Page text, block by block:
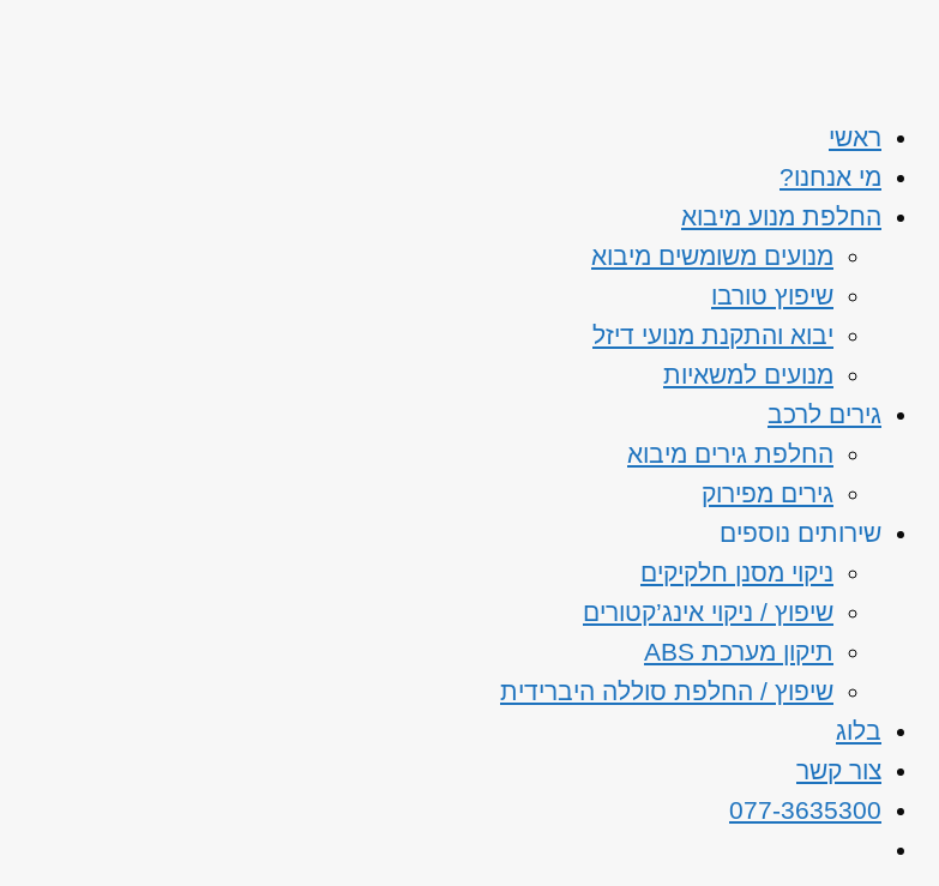
ראשי
מי אנחנו?
החלפת מנוע מיבוא
מנועים משומשים מיבוא
שיפוץ טורבו
יבוא והתקנת מנועי דיזל
מנועים למשאיות
גירים לרכב
החלפת גירים מיבוא
גירים מפירוק
שירותים נוספים
ניקוי מסנן חלקיקים
שיפוץ / ניקוי אינג’קטורים
תיקון מערכת ABS
שיפוץ / החלפת סוללה היברידית
בלוג
צור קשר
077-3635300